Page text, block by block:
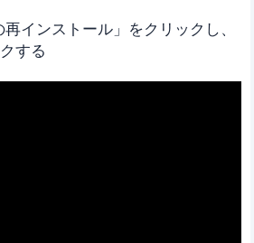
インストール」をクリックし、
する